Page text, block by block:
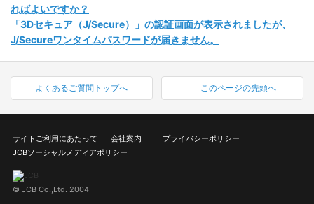
ればよいですか？
「3Dセキュア（J/Secure）」の認証画面が表示されましたが、
J/Secureワンタイムパスワードが届きません。
よくあるご質問トップへ このページの先頭へ
サイトご利用にあたって 会社案内
プライバシーポリシー
JCBソーシャルメディアポリシー
© JCB Co.,Ltd. 2004